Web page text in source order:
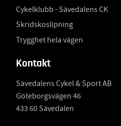
Cykelklubb - Sävedalens CK
Skridskoslipning
Trygghet hela vägen
Kontakt
Sävedalens Cykel & Sport AB
Göteborgsvägen 46
433 60 Sävedalen